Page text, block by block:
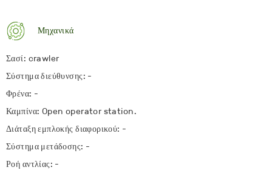
Μηχανικά
Σασί: crawler
Σύστημα διεύθυνσης: -
Φρένα: -
Καμπίνα: Open operator station.
Διάταξη εμπλοκής διαφορικού: -
Σύστημα μετάδοσης: -
Ροή αντλίας: -